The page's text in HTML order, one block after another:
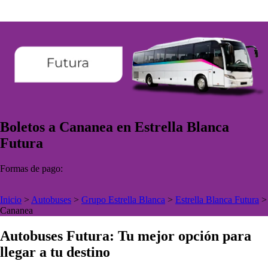
Boletos a Cananea en Estrella Blanca
Futura
Formas de pago:
Inicio > Autobuses > Grupo Estrella Blanca > Estrella Blanca Futura >
Cananea
Autobuses Futura: Tu mejor opción para
llegar a tu destino